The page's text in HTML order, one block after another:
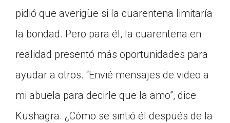
pidió que averigüe si la cuarentena limitaría
la bondad. Pero para él, la cuarentena en
realidad presentó más oportunidades para
ayudar a otros. “Envié mensajes de video a
mi abuela para decirle que la amo”, dice
Kushagra. ¿Cómo se sintió él después de la